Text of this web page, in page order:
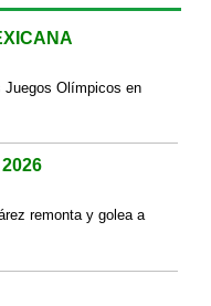
Juegos Olímpicos en
remonta y golea a